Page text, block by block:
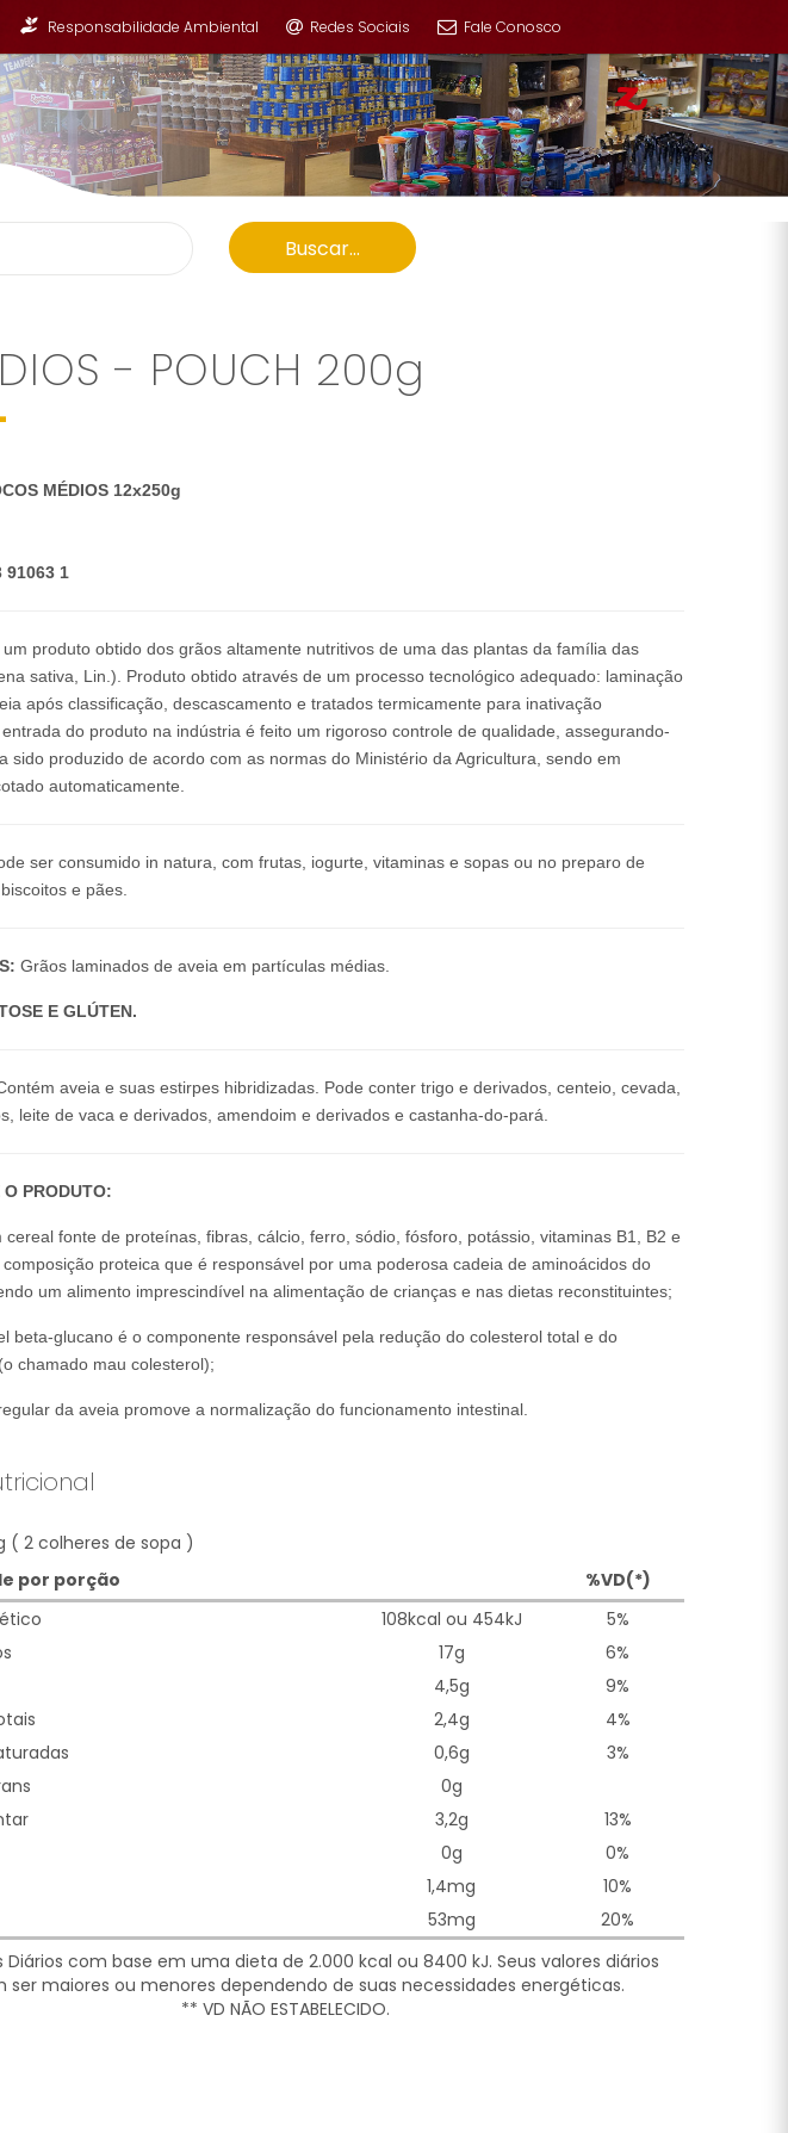
Responsabilidade Ambiental Redes Sociais Fale Conosco
Buscar...
- POUCH 200g
MÉDIOS 12x250g
91063 1
um produto obtido dos grãos altamente nutritivos de uma das plantas da família das
sativa, Lin.). Produto obtido através de um processo tecnológico adequado: laminação
após classificação, descascamento e tratados termicamente para inativação
do produto na indústria é feito um rigoroso controle de qualidade, assegurando-
sido produzido de acordo com as normas do Ministério da Agricultura, sendo em
automaticamente.
ser consumido in natura, com frutas, iogurte, vitaminas e sopas ou no preparo de
e pães.
Grãos laminados de aveia em partículas médias.
E GLÚTEN.
aveia e suas estirpes hibridizadas. Pode conter trigo e derivados, centeio, cevada,
leite de vaca e derivados, amendoim e derivados e castanha-do-pará.
O PRODUTO:
cereal fonte de proteínas, fibras, cálcio, ferro, sódio, fósforo, potássio, vitaminas B1, B2 e
composição proteica que é responsável por uma poderosa cadeia de aminoácidos do
um alimento imprescindível na alimentação de crianças e nas dietas reconstituintes;
beta-glucano é o componente responsável pela redução do colesterol total e do
chamado mau colesterol);
da aveia promove a normalização do funcionamento intestinal.
( 2 colheres de sopa )
por porção
%VD(*)
108kcal ou 454kJ
5%
17g
6%
4,5g
9%
2,4g
4%
0,6g
3%
0g
3,2g
13%
0g
0%
1,4mg
10%
53mg
20%
Diários com base em uma dieta de 2.000 kcal ou 8400 kJ. Seus valores diários
ser maiores ou menores dependendo de suas necessidades energéticas.
** VD NÃO ESTABELECIDO.